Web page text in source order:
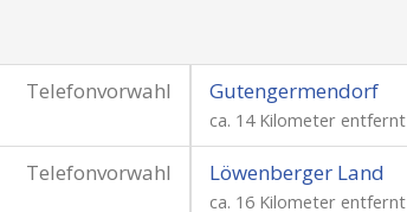
Telefonvorwahl Gutengermendorf
ca. 14 Kilometer entfernt
Telefonvorwahl Löwenberger Land
ca. 16 Kilometer entfernt